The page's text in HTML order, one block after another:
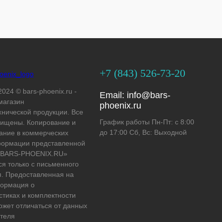
© bars-phoenix.ru -
продукции. Все
Копирование и
в коммерческих
представленной
PHOENIX.RU»
только с письменного
Предоставленная на
о
и комплектности
отличаться от данных
+7 (843) 526-73-20
Email: info@bars-
phoenix.ru
График работы Пн-Пт: с 8:00
до 17:00 Сб, Вс: Выходной